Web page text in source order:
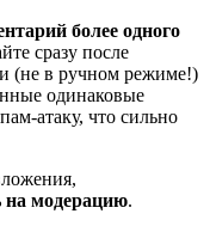
более одного
сразу после
(не в ручном режиме!)
одинаковые
атаку, что сильно
на модерацию.